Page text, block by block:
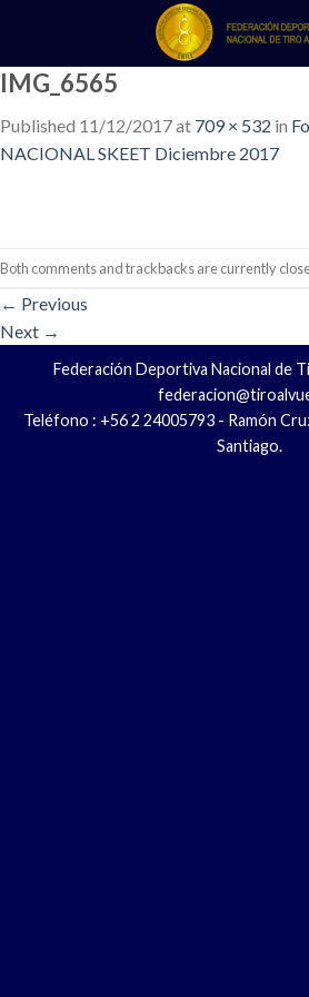
content
IMG_6565
Published 11/12/2017at 709 × 532 in
NACIONAL SKEET Diciembre 2017
Both comments and trackbacks are currently
← Previous
Next →
Federación Deportiva Nacional de
Teléfono : +56 2 24005793 - Ramón
Santiago.